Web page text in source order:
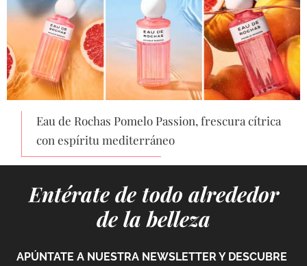
Eau de Rochas Pomelo Passion, frescura cítrica
con espíritu mediterráneo
Entérate de todo alrededor
de la belleza
APÚNTATE A NUESTRA NEWSLETTER Y DESCUBRE